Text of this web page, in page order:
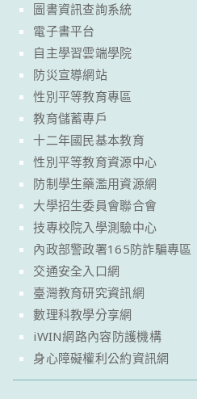
圖書資訊查詢系統
電子書平台
自主學習雲端學院
防災宣導網站
性別平等教育專區
教育儲蓄專戶
十二年國民基本教育
性別平等教育資源中心
防制學生藥濫用資源網
大學招生委員會聯合會
技專校院入學測驗中心
內政部警政署165防詐騙專區
交通安全入口網
臺灣教育研究資訊網
數理科教學分享網
iWIN網路內容防護機構
身心障礙權利公約資訊網